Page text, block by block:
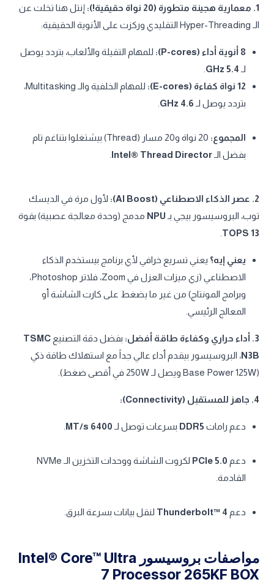
1. معمارية هجينة متطورة (20 نواة حقيقية!):
إنتل هنا تخلت عن
الـ Hyper-Threading التقليدي وركزت على الأنوية الحقيقية:
8 أنوية أداء (P-cores):
للمهام التقيلة والألعاب، بتردد يوصل
لـ 5.4 GHz
12 نواة كفاءة (E-cores):
للمهام الخلفية والـ Multitasking،
بتردد يوصل لـ 4.6 GHz
المجموع:
20 نواة و20 مسار (Thread) بيشتغلوا بتناغم تام
بفضل الـ Intel® Thread Director
2. عصر الذكاء الاصطناعي (AI Boost):
لأول مرة في الديسك
توب، البروسيسور بيجي بـ NPU مدمج (وحدة معالجة عصبية) بقوة
13 TOPS
يعني إيه؟ يعني تسريع خرافي لأي برنامج بيستخدم الذكاء
الاصطناعي (زي ميزات العزل في Zoom، فلاتر Photoshop،
وبرامج المونتاج) من غير ما يضغط على كارت الشاشة أو
المعالج الرئيسي.
3. أداء حراري وكفاءة طاقة أفضل: بفضل دقة التصنيع TSMC
N3B، البروسيسور بيقدم أداء عالي جداً مع استهلاك طاقة ذكي
(Base Power 125W ويصل لـ 250W في أقصى ضغط).
4. جاهز للمستقبل (Connectivity):
دعم رامات DDR5 بسرعات توصل لـ 6400 MT/s
دعم PCIe 5.0
لكروت الشاشة ووحدات التخزين الـ NVMe
القادمة.
دعم Thunderbolt™ 4 لنقل بيانات بسرعة البرق.
مواصفات بروسيسور Intel® Core™ Ultra
7 Processor 265KF BOX